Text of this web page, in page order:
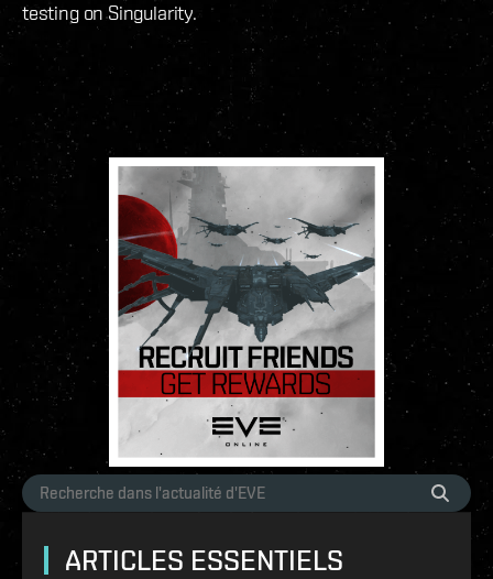
testing on Singularity.
ARTICLES ESSENTIELS